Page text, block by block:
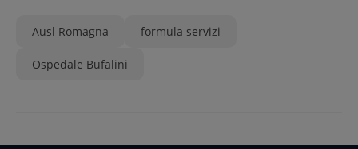
Ausl Romagna formula servizi
Ospedale Bufalini